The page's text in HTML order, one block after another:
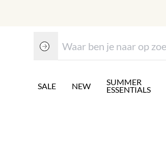
SALE NEW SUMMER
ESSENTIALS